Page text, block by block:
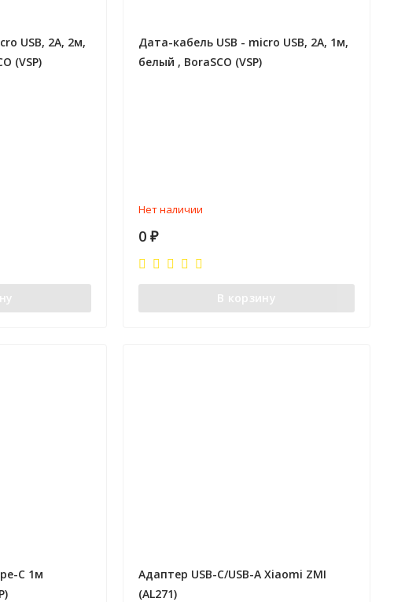
USB, 2А, 2м,
(VSP)
Дата-кабель USB - micro USB, 2А, 1м,
белый , BoraSCO (VSP)
Нет наличии
0₽
В корзину
C 1м
Адаптер USB-C/USB-A Xiaomi ZMI
(AL271)